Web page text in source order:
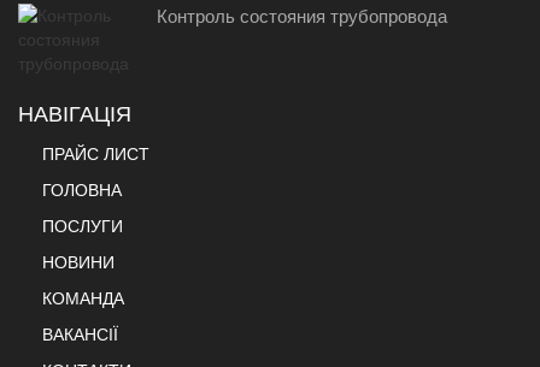
Контроль состояния трубопровода
НАВІГАЦІЯ
ПРАЙС ЛИСТ
ГОЛОВНА
ПОСЛУГИ
НОВИНИ
КОМАНДА
ВАКАНСІЇ